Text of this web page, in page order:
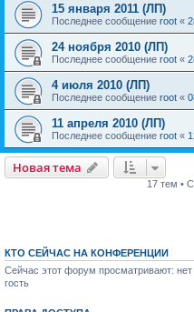
15 января 2011 (ЛП)
Последнее сообщение root «
24 ноября 2010 (ЛП)
Последнее сообщение root «
4 июля 2010 (ЛП)
Последнее сообщение root «
11 апреля 2010 (ЛП)
Последнее сообщение root «
Новая тема
17 тем •
КТО СЕЙЧАС НА КОНФЕРЕНЦИИ
Сейчас этот форум просматривают: нет
гость